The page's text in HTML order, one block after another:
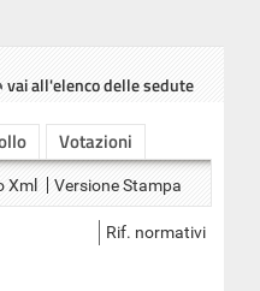
vai all'elenco delle sedute
Votazioni
Xml Versione Stampa
Rif. normativi